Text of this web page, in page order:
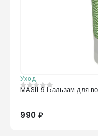
Уход
0из 5
MASIL 9 Бальзам для
990 ₽